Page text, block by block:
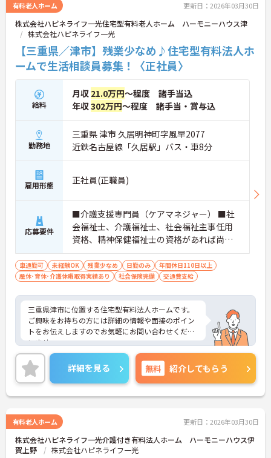
有料老人ホーム 更新日：2026年03月30日
株式会社ハピネライフ一光住宅型有料老人ホーム ハーモニーハウス津
株式会社ハピネライフ一光
【三重県／津市】残業少なめ♪住宅型有料法人ホ
ームで生活相談員募集！〈正社員〉
給料
月収 21.0万円～程度 諸手当込
年収302万円～程度 諸手当・賞与込
勤務地
三重県 津市 久居明神町字風早2077
近鉄名古屋線「久居駅」バス・車8分
雇用形態 正社員(正職員)
応募要件
■介護支援専門員（ケアマネジャー） ■社
会福祉士、介護福祉士、社会福祉主事任用
資格、精神保健福祉士の資格があれば尚可
■普通自動車免許 ■学歴不問 ■PC基本操作
（文字入力程度）
車通勤可 未経験OK 残業少なめ 日勤のみ
年間休日110日以上
産休･育休･介護休暇取得実績あり
社会保険完備 交通費支給
三重県津市に位置する住宅型有料法人ホームです。
ご興味をお持ちの方には詳細の情報や面接のポイン
トをお伝えしますのでお気軽にお問い合わせくださ
いませ。
詳細を見る 無料 紹介してもらう
有料老人ホーム 更新日：2026年03月30日
株式会社ハピネライフ一光介護付き有料法人ホーム ハーモニーハウス伊
賀上野
株式会社ハピネライフ一光